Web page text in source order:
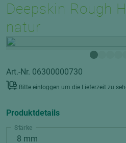
Deepskin Rough
natur
Art.-Nr. 06300000730
Bitte einloggen um die Lieferzeit zu
Produktdetails
Stärke